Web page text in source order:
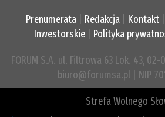
Prenumerata Redakcja Kontakt
Inwestorskie| Polityka
FORUM S.A. ul. Filtrowa 63 Lok. 43,
biuro@forumsa.pl | NIP
Strefa Wolnego